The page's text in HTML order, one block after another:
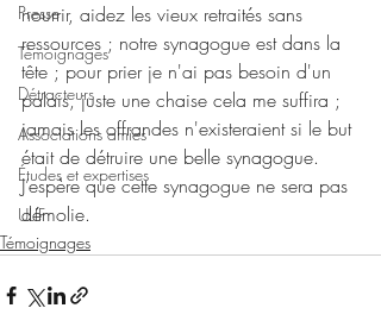
Presse
Témoignages
Détracteurs
Associations amies
Études et expertises
ULIF
nourrir, aidez les vieux retraités sans
ressources ; notre synagogue est dans la
tête ; pour prier je n'ai pas besoin d'un
palais, juste une chaise cela me suffira ;
jamais les offrandes n'existeraient si le but
était de détruire une belle synagogue.
J’espère que cette synagogue ne sera pas
démolie.
Témoignages